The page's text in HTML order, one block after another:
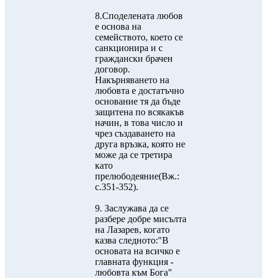
8.Споделената любов
е основа на
семейството, което се
санкционира и с
граждански брачен
договор.
Накърняването на
любовта е достатъчно
основание тя да бъде
защитена по всякакъв
начин, в това число и
чрез създаването на
друга връзка, която не
може да се третира
като
прелюбодеяние(Вж.:
с.351-352).
9. Заслужава да се
разбере добре мисълта
на Лазарев, когато
казва следното:"В
основата на всичко е
главната функция -
любовта към Бога"